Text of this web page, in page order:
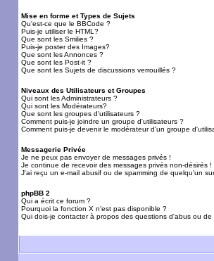
Mise en forme et Types de Sujets
Qu'est-ce que le BBCode ?
Puis-je utiliser le HTML?
Que sont les Smilies ?
Puis-je poster des Images?
Que sont les Annonces ?
Que sont les Post-it ?
Que sont les Sujets de discussions verrouillés ?
Niveaux des Utilisateurs et Groupes
Qui sont les Administrateurs ?
Qui sont les Modérateurs?
Que sont les groupes d'utilisateurs ?
Comment puis-je joindre un groupe d'utilisateurs ?
Comment puis-je devenir le modérateur d'un groupe
Messagerie Privée
Je ne peux pas envoyer de messages privés !
Je continue de recevoir des messages privés non-désirés !
J'ai reçu un e-mail abusif ou de spamming de quelqu'un
phpBB 2
Qui a écrit ce forum ?
Pourquoi la fonction X n'est pas disponible ?
Qui dois-je contacter à propos des questions d'abus ou